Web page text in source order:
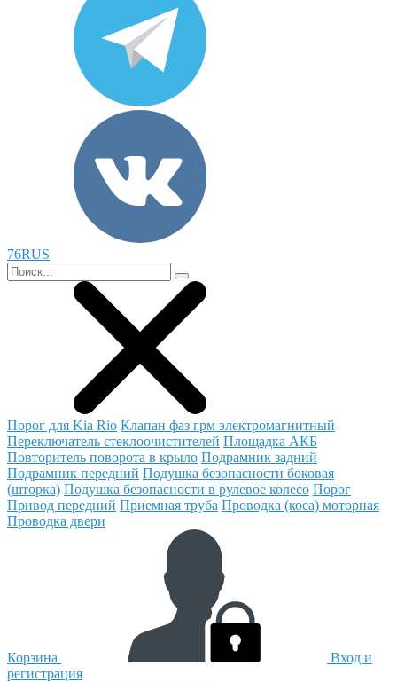
76RUS
Порог для Kia Rio Клапан фаз грм электромагнитный
Переключатель стеклоочистителей Площадка АКБ
Повторитель поворота в крыло Подрамник задний
Подрамник передний Подушка безопасности боковая
(шторка) Подушка безопасности в рулевое колесо Порог
Привод передний Приемная труба Проводка (коса) моторная
Проводка двери
Корзина
Вход и
регистрация